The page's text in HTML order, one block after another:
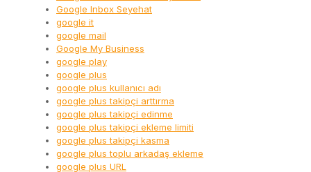
Google Inbox Seyehat
google it
google mail
Google My Business
google play
google plus
google plus kullanıcı adı
google plus takipçi arttırma
google plus takipçi edinme
google plus takipçi ekleme limiti
google plus takipçi kasma
google plus toplu arkadaş ekleme
google plus URL